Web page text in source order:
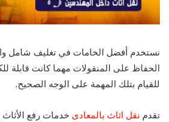
نستخدم أفضل الخامات في تغليف شامل
الحفاظ على المنقولات مهما كانت قابلة
للقيام بتلك المهمة على الوجه الصحيح.
تقدم نقل اثاث بالمعادى خدمات رفع الأثاث